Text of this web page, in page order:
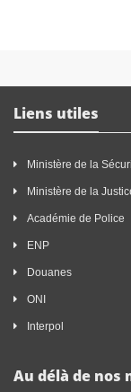
Liens utiles
Ministère de la
Ministère de la
Académie de Police
ENP
Douanes
ONI
Interpol
Au délà de nos